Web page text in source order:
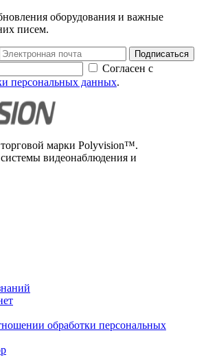
оборудования и важные
писем.
Подписаться
Согласен с
персональных данных.
марки Polyvision™.
видеонаблюдения и
обработки персональных